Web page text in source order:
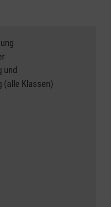
und
(alle Klassen)